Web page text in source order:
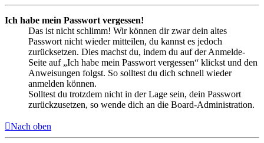
Ich habe mein Passwort vergessen!
Das ist nicht schlimm! Wir können dir zwar dein altes
Passwort nicht wieder mitteilen, du kannst es jedoch
zurücksetzen. Dies machst du, indem du auf der Anmelde-
Seite auf „Ich habe mein Passwort vergessen“ klickst und den
Anweisungen folgst. So solltest du dich schnell wieder
anmelden können.
Solltest du trotzdem nicht in der Lage sein, dein Passwort
zurückzusetzen, so wende dich an die Board-Administration.
Nach oben